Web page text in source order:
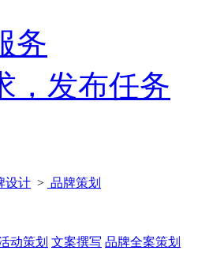
务
，发布任务
设计 > 品牌策划
动策划 文案撰写 品牌全案策划